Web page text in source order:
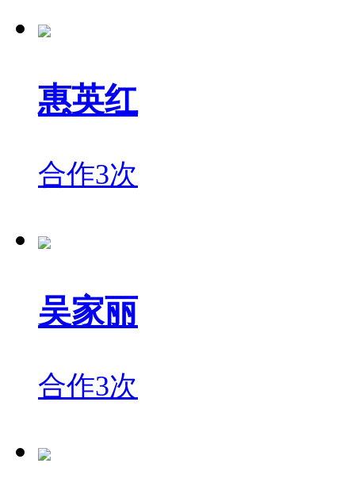
惠英红
合作3次
吴家丽
合作3次